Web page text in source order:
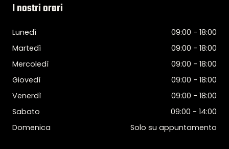
I nostri orari
Lunedì
09:00 - 18:00
Martedì
09:00 - 18:00
Mercoledì
09:00 - 18:00
Giovedì
09:00 - 18:00
Venerdì
09:00 - 18:00
Sabato
09:00 - 14:00
Domenica
Solo su appuntamento